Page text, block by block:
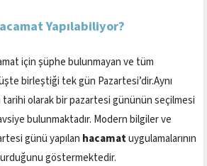
Yapılabiliyor?
için şüphe bulunmayan ve tüm
birleştiği tek gün Pazartesi’dir.Aynı
tarihi olarak bir pazartesi gününün seçilmesi
bulunmaktadır. Modern bilgiler ve
günü yapılan hacamatuygulamalarının
göstermektedir.